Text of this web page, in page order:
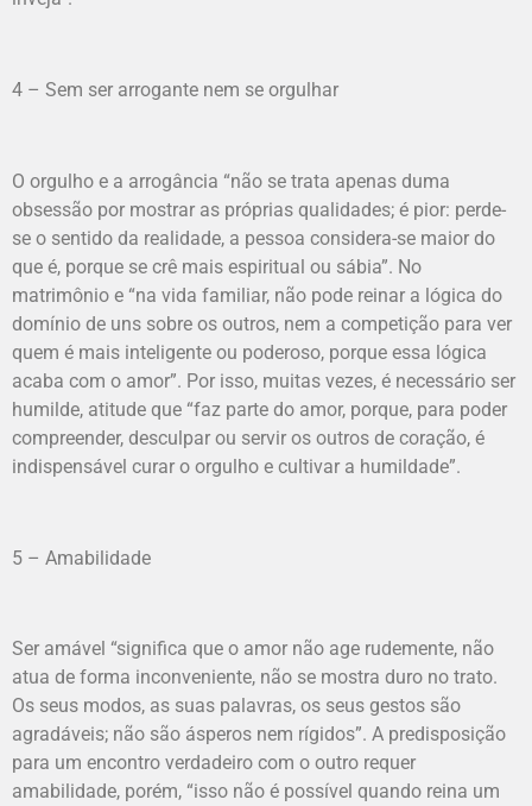
4 – Sem ser arrogante nem se orgulhar
O orgulho e a arrogância “não se trata apenas duma
obsessão por mostrar as próprias qualidades; é pior: perde-
se o sentido da realidade, a pessoa considera-se maior do
que é, porque se crê mais espiritual ou sábia”. No
matrimônio e “na vida familiar, não pode reinar a lógica do
domínio de uns sobre os outros, nem a competição para ver
quem é mais inteligente ou poderoso, porque essa lógica
acaba com o amor”. Por isso, muitas vezes, é necessário ser
humilde, atitude que “faz parte do amor, porque, para poder
compreender, desculpar ou servir os outros de coração, é
indispensável curar o orgulho e cultivar a humildade”.
5 – Amabilidade
Ser amável “significa que o amor não age rudemente, não
atua de forma inconveniente, não se mostra duro no trato.
Os seus modos, as suas palavras, os seus gestos são
agradáveis; não são ásperos nem rígidos”. A predisposição
para um encontro verdadeiro com o outro requer
amabilidade, porém, “isso não é possível quando reina um